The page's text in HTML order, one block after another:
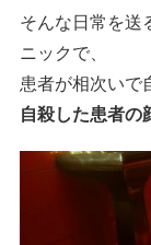
そんな日常を送
ニックで、
患者が相次いで
自殺した患者の